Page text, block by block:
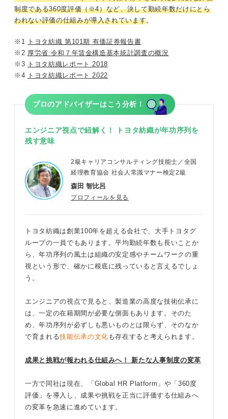
制度である360度評価（※4）など、決して勤続年数だけにとら
われない評価の仕組みが導入されています。
※1
トヨタ紡織 第101期 有価証券報告書
※2 厚労省 令和７年賃金構造基本統計調査の概況
※3 トヨタ紡織レポート 2018
※4 トヨタ紡織レポート 2022
プロのアドバイザーはこう分析！
エンジニア視点で紐解く！ トヨタ紡織が年功序列を
残す意味
2級キャリアコンサルティング技能士／全国
経理教育協会 社会人常識マナー検定2級
森田 智比呂
プロフィールを見る
トヨタ紡織は創業100年を超える会社で、大手トヨタグ
ループの一員でもあります。平均勤続年数も長いことか
ら、年功序列の風土は組織の安定感やチームワークの重
視という形で、確かに根底に残っていると言えるでしょ
う。
エンジニアの視点で見ると、製造業の高度な技術伝承に
は、一定の在籍期間が必要な側面もあります。そのた
め、年功序列が必ずしも悪いものとは限らず、そのなか
で育まれる技能伝承の文化 も存在すると考えられます。
成果と挑戦が報われる仕組みへ！ 新たな人事制度の変革
一方で同社は現在、「Global HR Platform」や「360度
評価」を導入し、成果や挑戦を正当に評価する仕組みへ
の変革を急速に進めています。